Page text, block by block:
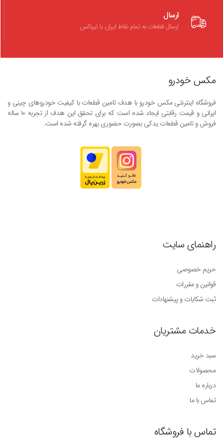
ارسال
ارسال قطعات به تمام نقاط ایران با تیپاکس
مکس خودرو
فروشگاه اینترنتی مکس خودرو با هدف تامین قطعات با کیفیت خودروهای چینی و
ایرانی و قیمت رقابتی ایجاد شده است که برای تحقق این هدف از تجربه ۱۰ ساله
فروش و تامین قطعات یدکی بصورت حضوری بهره گرفته شده است.
راهنمای سایت
حریم خصوصی
قوانین و مقررات
ثبت شکایات و پیشنهادات
خدمات مشتریان
سبد خرید
محصولات
درباره ما
تماس با ما
تماس با فروشگاه